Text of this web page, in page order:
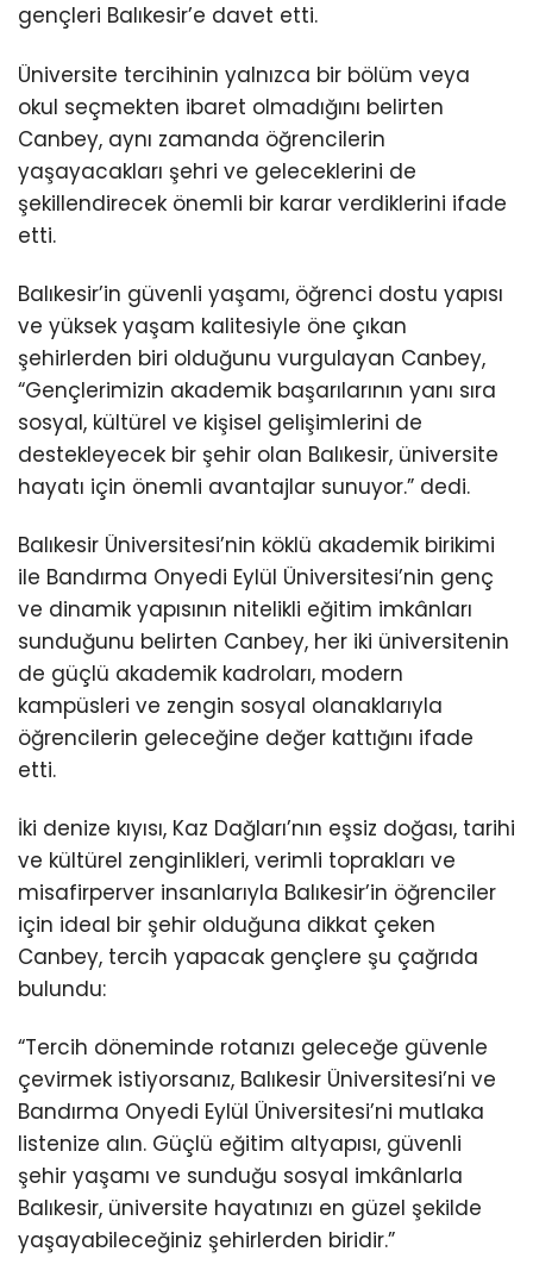
gençleri Balıkesir’e davet etti.
Üniversite tercihinin yalnızca bir bölüm veya
okul seçmekten ibaret olmadığını belirten
Canbey, aynı zamanda öğrencilerin
yaşayacakları şehri ve geleceklerini de
şekillendirecek önemli bir karar verdiklerini ifade
etti.
Balıkesir’in güvenli yaşamı, öğrenci dostu yapısı
ve yüksek yaşam kalitesiyle öne çıkan
şehirlerden biri olduğunu vurgulayan Canbey,
“Gençlerimizin akademik başarılarının yanı sıra
sosyal, kültürel ve kişisel gelişimlerini de
destekleyecek bir şehir olan Balıkesir, üniversite
hayatı için önemli avantajlar sunuyor.” dedi.
Balıkesir Üniversitesi’nin köklü akademik birikimi
ile Bandırma Onyedi Eylül Üniversitesi’nin genç
ve dinamik yapısının nitelikli eğitim imkânları
sunduğunu belirten Canbey, her iki üniversitenin
de güçlü akademik kadroları, modern
kampüsleri ve zengin sosyal olanaklarıyla
öğrencilerin geleceğine değer kattığını ifade
etti.
İki denize kıyısı, Kaz Dağları’nın eşsiz doğası, tarihi
ve kültürel zenginlikleri, verimli toprakları ve
misafirperver insanlarıyla Balıkesir’in öğrenciler
için ideal bir şehir olduğuna dikkat çeken
Canbey, tercih yapacak gençlere şu çağrıda
bulundu:
“Tercih döneminde rotanızı geleceğe güvenle
çevirmek istiyorsanız, Balıkesir Üniversitesi’ni ve
Bandırma Onyedi Eylül Üniversitesi’ni mutlaka
listenize alın. Güçlü eğitim altyapısı, güvenli
şehir yaşamı ve sunduğu sosyal imkânlarla
Balıkesir, üniversite hayatınızı en güzel şekilde
yaşayabileceğiniz şehirlerden biridir.”